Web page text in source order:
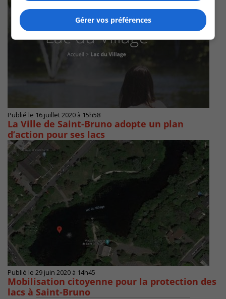
Publié le 16 juillet 2020 à 15h58
La Ville de Saint-Bruno adopte un plan
d’action pour ses lacs
Publié le 29 juin 2020 à 14h45
Mobilisation citoyenne pour la protection des
lacs à Saint-Bruno
Gérer vos préférences